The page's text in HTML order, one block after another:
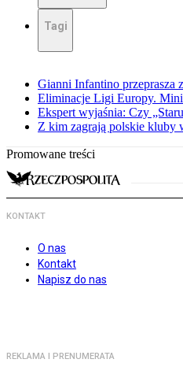
Tagi
Gianni Infantino przeprasza
Eliminacje Ligi Europy.
Ekspert wyjaśnia: Czy
Z kim zagrają polskie kluby
Promowane treści
KONTAKT
O nas
Kontakt
Napisz do nas
REKLAMA I PRENUMERATA